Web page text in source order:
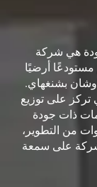
هي شركة
أرضيًا
باوشان بشنغهاي.
تركز على توزيع
ذات جودة
من التطوير،
على سمعة